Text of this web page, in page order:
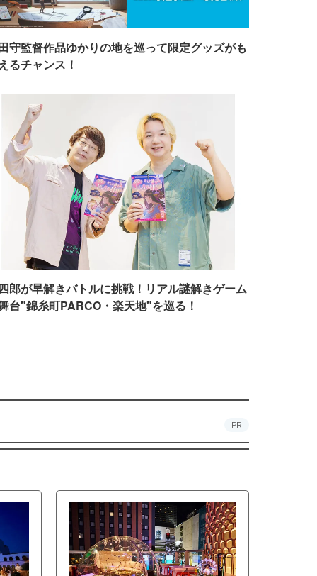
守監督作品ゆかりの地を巡って限定グッズがも
るチャンス！
郎が早解きバトルに挑戦！リアル謎解きゲーム
台"錦糸町PARCO・楽天地"を巡る！
PR